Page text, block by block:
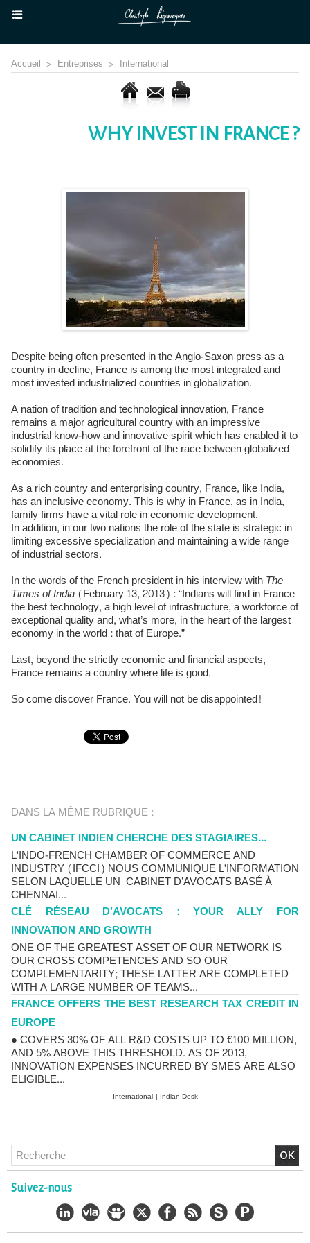
Accueil > Entreprises > International
WHY INVEST IN FRANCE ?
Despite being often presented in the Anglo-Saxon press as a
country in decline, France is among the most integrated and
most invested industrialized countries in globalization.
A nation of tradition and technological innovation, France
remains a major agricultural country with an impressive
industrial know-how and innovative spirit which has enabled it to
solidify its place at the forefront of the race between globalized
economies.
As a rich country and enterprising country, France, like India,
has an inclusive economy. This is why in France, as in India,
family firms have a vital role in economic development.
In addition, in our two nations the role of the state is strategic in
limiting excessive specialization and maintaining a wide range
of industrial sectors.
In the words of the French president in his interview withThe
Times of India(February 13, 2013) : “Indians will find in France
the best technology, a high level of infrastructure, a workforce of
exceptional quality and, what’s more, in the heart of the largest
economy in the world : that of Europe.”
Last, beyond the strictly economic and financial aspects,
France remains a country where life is good.
So come discover France. You will not be disappointed!
DANS LA MÊME RUBRIQUE :
UN CABINET INDIEN CHERCHE DES STAGIAIRES...
L'INDO-FRENCH CHAMBER OF COMMERCE AND
INDUSTRY (IFCCI) NOUS COMMUNIQUE L'INFORMATION
SELON LAQUELLE UN CABINET D’AVOCATS BASÉ À
CHENNAI...
CLÉ RÉSEAU D’AVOCATS : YOUR ALLY FOR
INNOVATION AND GROWTH
ONE OF THE GREATEST ASSET OF OUR NETWORK IS
OUR CROSS COMPETENCES AND SO OUR
COMPLEMENTARITY; THESE LATTER ARE COMPLETED
WITH A LARGE NUMBER OF TEAMS...
FRANCE OFFERS THE BEST RESEARCH TAX CREDIT IN
EUROPE
● COVERS 30% OF ALL R&D COSTS UP TO €100 MILLION,
AND 5% ABOVE THIS THRESHOLD. AS OF 2013,
INNOVATION EXPENSES INCURRED BY SMES ARE ALSO
ELIGIBLE...
International | Indian Desk
Suivez-nous
Chlordécone : un non-lieu confirmé, la bataille se déplace
vers la Cour de cassation
CHLORDÉCONE Déclaration de Me Christophe
LÈGUEVAQUES (CLE), avocat de parties civiles, après la